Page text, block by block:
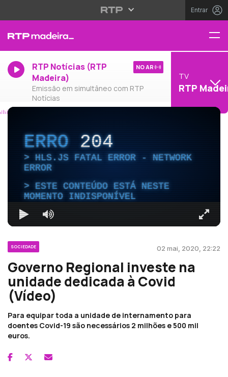
Entrar
RTP Notícias (RTP
Madeira)
Emissão em simultâneo com RTP
Notícias
NO AR
TV
RTP
ERRO204
HLS.JS FATAL ERROR - NETWORK
ERROR
ESTE CONTEÚDO ESTÁ NESTE
MOMENTO INDISPONÍVEL
SOCIEDADE 02 mai, 2020, 22:22
Governo Regional investe na
unidade dedicada à Covid
(Vídeo)
Para equipar toda a unidade de internamento para
doentes Covid-19 são necessários 2 milhões e 500 mil
euros.